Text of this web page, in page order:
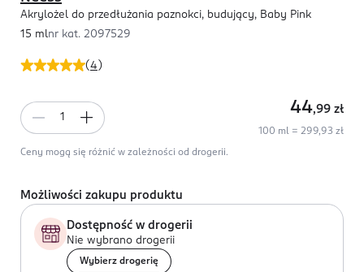
(4 )
Akrylożel do przedłużania paznokci, budujący, Baby Pink
15 mlnr kat. 2097529
44,99 zł
100 ml = 299,93 zł
Ceny mogą się różnić w zależności od drogerii.
Możliwości zakupu produktu
Dostępność w drogerii
Nie wybrano drogerii
Wybierz drogerię